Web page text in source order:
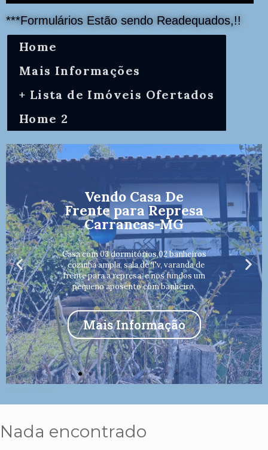
***Formulários Estão sendo Readequados,!!
Home
Mais Informações
+ Lista de Imóveis Ofertados
Home 2
Nada encontrado